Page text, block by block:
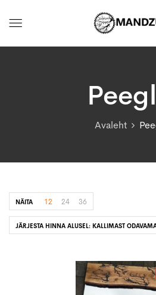
Avaleht
JÄRJESTA HINNA ALUSEL: KALLIMAST
NÄITA 12 24 36